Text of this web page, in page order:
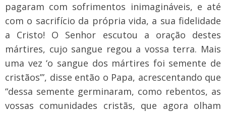
pagaram com sofrimentos inimagináveis, e até
com o sacrifício da própria vida, a sua fidelidade
a Cristo! O Senhor escutou a oração destes
mártires, cujo sangue regou a vossa terra. Mais
uma vez ‘o sangue dos mártires foi semente de
cristãos’”, disse então o Papa, acrescentando que
“dessa semente germinaram, como rebentos, as
vossas comunidades cristãs, que agora olham